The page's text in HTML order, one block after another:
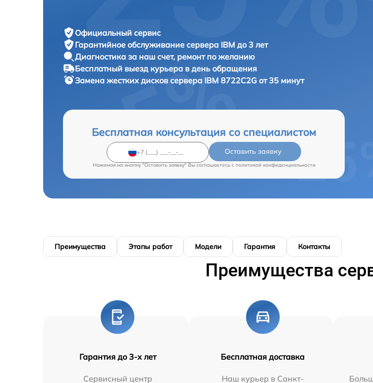
Официальный сервис
Гарантийное обслуживание сервера IBM до 3 лет
Диагностика за наш счет, ремонт по желанию
Бесплатный выезд курьера в день обращения
Замена жестких дисков сервера IBM 8722C2G от 35 минут
Бесплатная консультация со специалистом
Оставить заявку
Нажимая на кнопку "Оставить заявку" Вы соглашаетесь c политикой конфиденциальности
Преимущества Этапы работ Модели Гарантия Контакты
Преимущества
Гарантия до 3-х лет
Сервисный центр
Бесплатная доставка
Наш курьер в Санкт-